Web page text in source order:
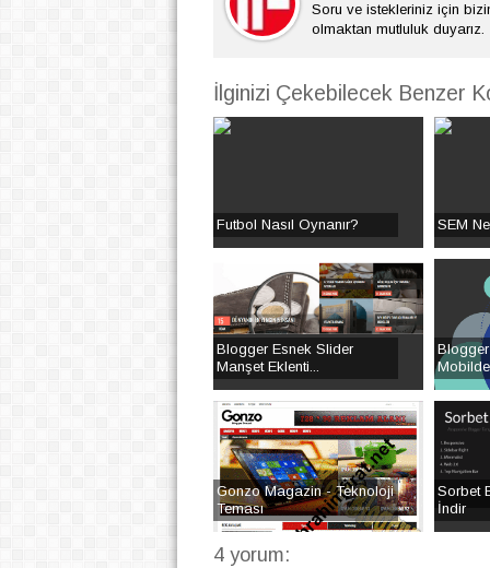
Soru ve istekleriniz için
olmaktan mutluluk duyarız.
İlginizi Çekebilecek Benzer
Futbol Nasıl Oynanır? SEM
Blogger Esnek Slider
Manşet Eklenti...
Blogger
Gonzo Magazin - Teknoloji
Teması
Sorbet
İndir
4 yorum: